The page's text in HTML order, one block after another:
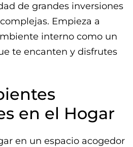
de grandes inversiones
Empieza a
interno como un
te encanten y disfrutes
en el Hogar
en un espacio acogedor